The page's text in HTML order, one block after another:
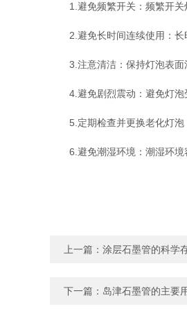
1.避免频繁开关：频繁开关
2.避免长时间连续使用：长时
3.注意清洁：保持灯泡表面
4.避免剧烈震动：避免灯泡
5.定期检查并更换老化灯泡：
6.避免潮湿环境：潮湿环境
上一篇： 涂层石墨管的科学
下一篇： 岛津石墨管的主要